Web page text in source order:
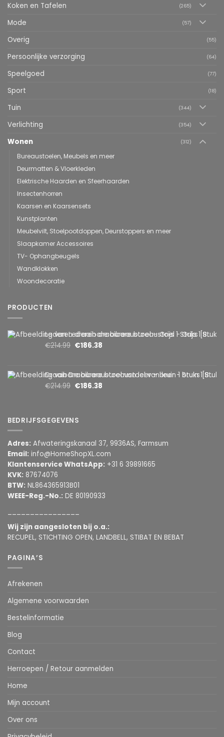
Koken en Tafelen (265)
Mode (57)
Overig (55)
Persoonlijke verzorging (64)
Speelgoed (77)
Sport (18)
Tuin (344)
Verlichting (354)
Wonen (312)
Bureaustoelen, Meubels en meer
Deurmatten & Vloerkleden
Elektrische Haarden en Sfeerhaarden
Insectenhorren
Kaarsen en Kaarsensets
Kunstplanten
Meubelvilt, Stoelpootdoppen, Deurstoppers en meer
Slaapkamer Accessoires
TV- Ophangbeugels
Wandklokken
Woondecoratie
PRODUCTEN
Lederen draaibare bureaustoel – Grijs 1 Stuks [BMD1107GY]
€214.99 €186.38
Draaibare bureaustoel van leer – bruin 1 Stuks [BMD1107BR]
€214.99 €186.38
BEDRIJFSGEGEVENS
Adres: Afwateringskanaal 37, 9936AS, Farmsum
Email: info@HomeShopXL.com
Klantenservice WhatsApp: +31 6 39891665
KVK: 87674076
BTW: NL864365913B01
WEEE-Reg.-No.: DE 80190933
Wij zijn aangesloten bij o.a.:
RECUPEL, STICHTING OPEN, LANDBELL, STIBAT EN BEBAT
PAGINA’S
Afrekenen
Algemene voorwaarden
Bestelinformatie
Blog
Contact
Herroepen / Retour aanmelden
Home
Mijn account
Over ons